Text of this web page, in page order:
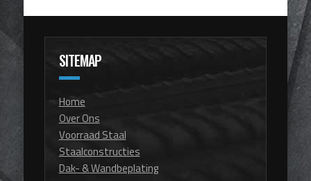
SITEMAP
Home
Over Ons
Voorraad Staal
Staalconstructies
Dak- & Wandbeplating